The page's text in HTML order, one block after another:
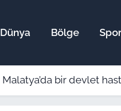
Dünya Bölge Spor
Malatya’da bir devlet